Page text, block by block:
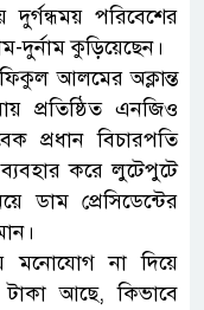
দুর্গন্ধময় পরিবেশের
দুর্নাম কুড়িয়েছেন।
আলমের অক্লান্ত
প্রতিষ্ঠিত এনজিও
প্রধান বিচারপতি
করে লুটেপুটে
ডাম প্রেসিডেন্টের
মনোযোগ না দিয়ে
আছে, কিভাবে